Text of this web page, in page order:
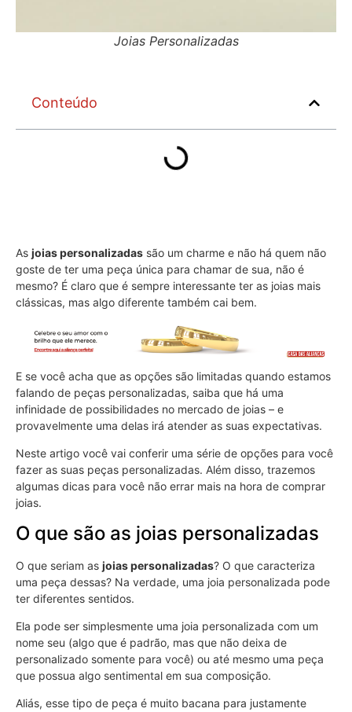
Joias Personalizadas
Conteúdo
As joias personalizadas são um charme e não há quem não
goste de ter uma peça única para chamar de sua, não é
mesmo? É claro que é sempre interessante ter as joias mais
clássicas, mas algo diferente também cai bem.
E se você acha que as opções são limitadas quando estamos
falando de peças personalizadas, saiba que há uma
infinidade de possibilidades no mercado de joias – e
provavelmente uma delas irá atender as suas expectativas.
Neste artigo você vai conferir uma série de opções para você
fazer as suas peças personalizadas. Além disso, trazemos
algumas dicas para você não errar mais na hora de comprar
joias.
O que são as joias personalizadas
O que seriam as joias personalizadas? O que caracteriza
uma peça dessas? Na verdade, uma joia personalizada pode
ter diferentes sentidos.
Ela pode ser simplesmente uma joia personalizada com um
nome seu (algo que é padrão, mas que não deixa de
personalizado somente para você) ou até mesmo uma peça
que possua algo sentimental em sua composição.
Aliás, esse tipo de peça é muito bacana para justamente